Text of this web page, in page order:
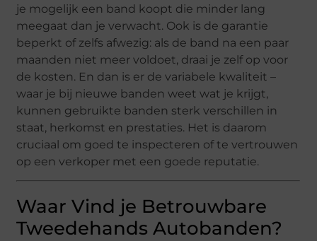
je mogelijk een band koopt die minder lang
meegaat dan je verwacht. Ook is de garantie
beperkt of zelfs afwezig: als de band na een paar
maanden niet meer voldoet, draai je zelf op voor
de kosten. En dan is er de variabele kwaliteit –
waar je bij nieuwe banden weet wat je krijgt,
kunnen gebruikte banden sterk verschillen in
staat, herkomst en prestaties. Het is daarom
cruciaal om goed te inspecteren of te vertrouwen
op een verkoper met een goede reputatie.
Waar Vind je Betrouwbare
Tweedehands Autobanden?